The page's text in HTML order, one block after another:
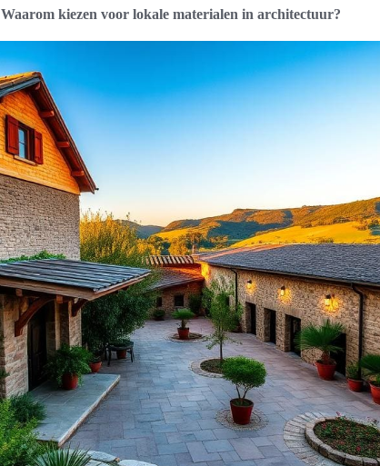
Waarom kiezen voor lokale materialen in architectuur?